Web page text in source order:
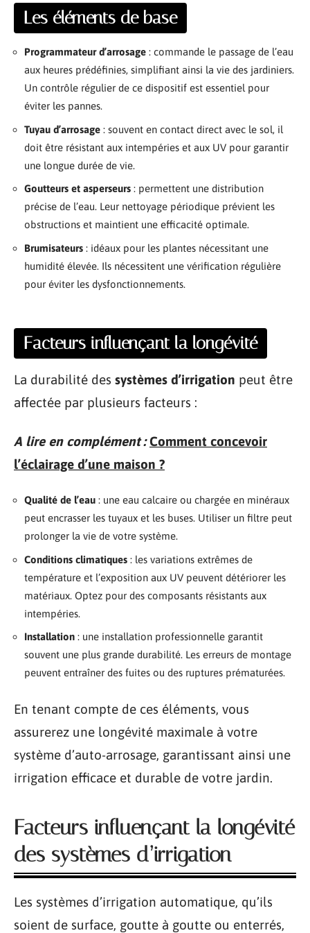
Les éléments de base
Programmateur d’arrosage : commande le passage de l’eau
aux heures prédéfinies, simplifiant ainsi la vie des jardiniers.
Un contrôle régulier de ce dispositif est essentiel pour
éviter les pannes.
Tuyau d’arrosage : souvent en contact direct avec le sol, il
doit être résistant aux intempéries et aux UV pour garantir
une longue durée de vie.
Goutteurs et asperseurs : permettent une distribution
précise de l’eau. Leur nettoyage périodique prévient les
obstructions et maintient une efficacité optimale.
Brumisateurs : idéaux pour les plantes nécessitant une
humidité élevée. Ils nécessitent une vérification régulière
pour éviter les dysfonctionnements.
Facteurs influençant la longévité
La durabilité des systèmes d’irrigation peut être
affectée par plusieurs facteurs :
A lire en complément : Comment concevoir
l’éclairage d’une maison ?
Qualité de l’eau : une eau calcaire ou chargée en minéraux
peut encrasser les tuyaux et les buses. Utiliser un filtre peut
prolonger la vie de votre système.
Conditions climatiques : les variations extrêmes de
température et l’exposition aux UV peuvent détériorer les
matériaux. Optez pour des composants résistants aux
intempéries.
Installation : une installation professionnelle garantit
souvent une plus grande durabilité. Les erreurs de montage
peuvent entraîner des fuites ou des ruptures prématurées.
En tenant compte de ces éléments, vous
assurerez une longévité maximale à votre
système d’auto-arrosage, garantissant ainsi une
irrigation efficace et durable de votre jardin.
Facteurs influençant la longévité
des systèmes d’irrigation
Les systèmes d’irrigation automatique, qu’ils
soient de surface, goutte à goutte ou enterrés,